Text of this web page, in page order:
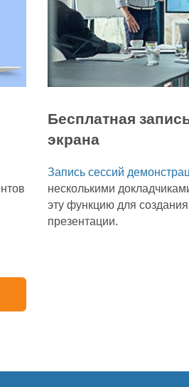
Бесплатная
экрана
Запись сессий
несколькими
эту функцию для
презентации.